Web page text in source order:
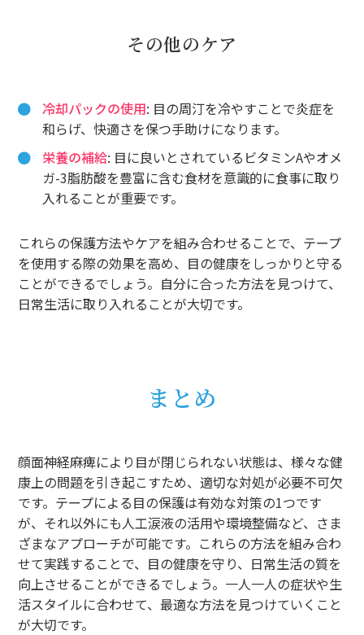
その他のケア
冷却パックの使用: 目の周汀を冷やすことで炎症を
和らげ、快適さを保つ手助けになります。
栄養の補給: 目に良いとされているビタミンAやオメ
ガ-3脂肪酸を豊富に含む食材を意識的に食事に取り
入れることが重要です。
これらの保護方法やケアを組み合わせることで、テープ
を使用する際の効果を高め、目の健康をしっかりと守る
ことができるでしょう。自分に合った方法を見つけて、
日常生活に取り入れることが大切です。
まとめ
顔面神経麻痺により目が閉じられない状態は、様々な健
康上の問題を引き起こすため、適切な対処が必要不可欠
です。テープによる目の保護は有効な対策の1つです
が、それ以外にも人工涙液の活用や環境整備など、さま
ざまなアプローチが可能です。これらの方法を組み合わ
せて実践することで、目の健康を守り、日常生活の質を
向上させることができるでしょう。一人一人の症状や生
活スタイルに合わせて、最適な方法を見つけていくこと
が大切です。